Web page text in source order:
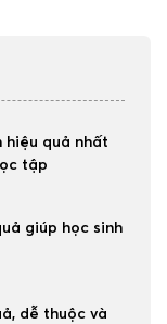
quả nhất
tập
giúp học sinh
dễ thuộc và